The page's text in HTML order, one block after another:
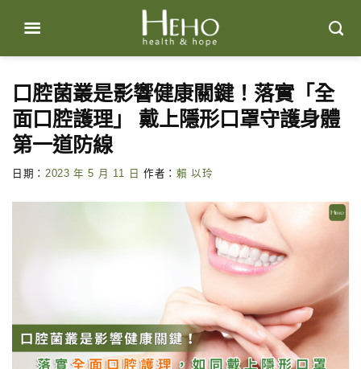
content
口腔菌叢是影響健康關鍵！落實「全
面口腔護理」 戴上隱形口罩守護身體
第一道防線
日期： 2023 年 5 月 11 日 作者： 賴 以玲